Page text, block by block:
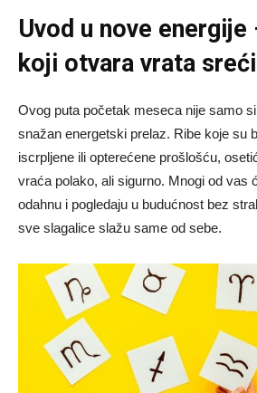
Uvod u nove
koji otvara vrata sreći
Ovog puta početak meseca nije samo
snažan energetski prelaz. Ribe koje su
iscrpljene ili opterećene prošlošću,
vraća polako, ali sigurno. Mnogi od vas
odahnu i pogledaju u budućnost bez
sve slagalice slažu same od sebe.